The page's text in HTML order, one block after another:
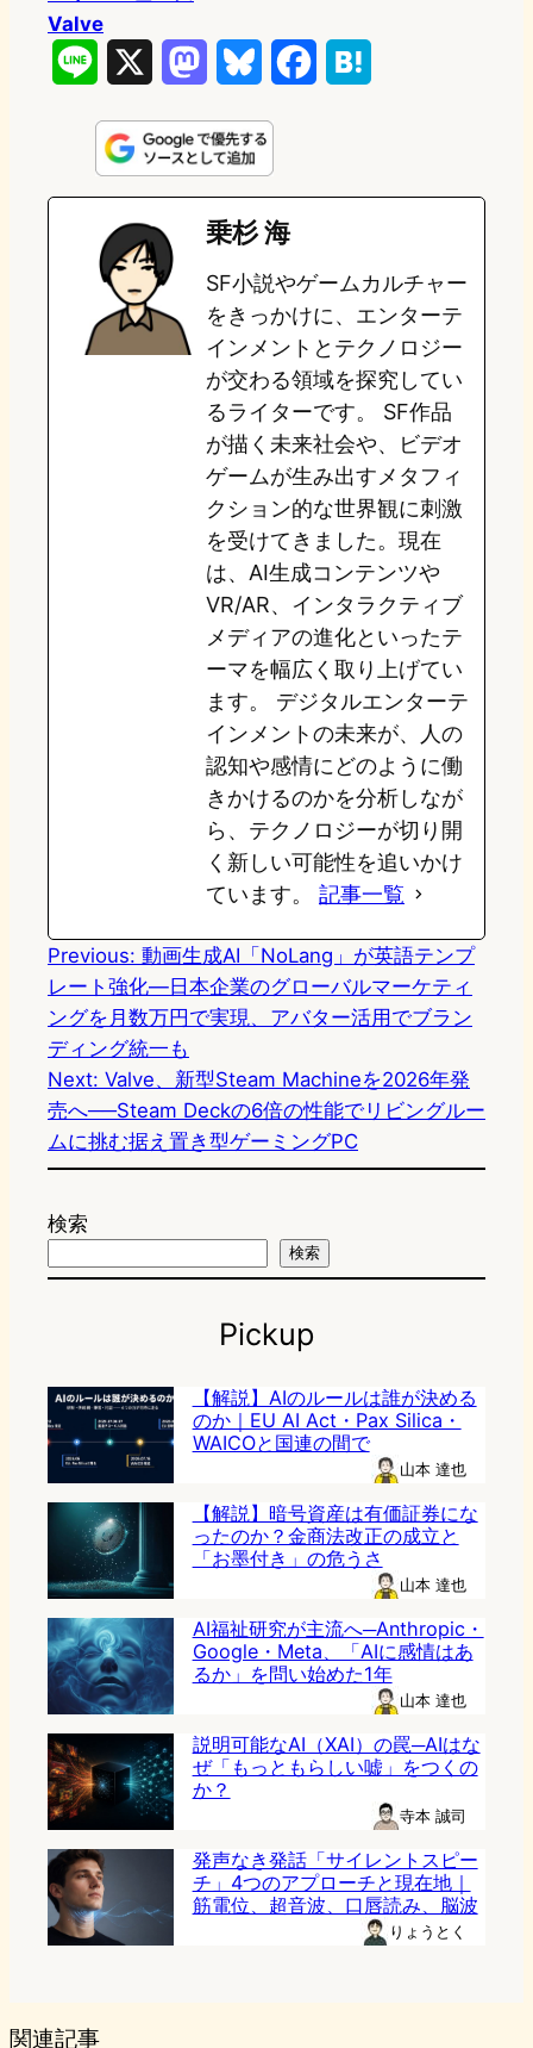
Valve
n
e
s
t
o
d
o
n
u
e
s
k
y
e
o
o
k
e
a
乗杉 海
SF小説やゲームカルチャー
をきっかけに、エンターテ
インメントとテクノロジー
が交わる領域を探究してい
るライターです。 SF作品
が描く未来社会や、ビデオ
ゲームが生み出すメタフィ
クション的な世界観に刺激
を受けてきました。現在
は、AI生成コンテンツや
VR/AR、インタラクティブ
メディアの進化といったテ
ーマを幅広く取り上げてい
ます。 デジタルエンターテ
インメントの未来が、人の
認知や感情にどのように働
きかけるのかを分析しなが
ら、テクノロジーが切り開
く新しい可能性を追いかけ
ています。 記事一覧
Previous: 動画生成AI「NoLang」が英語テンプ
レート強化—日本企業のグローバルマーケティ
ングを月数万円で実現、アバター活用でブラン
ディング統一も
Next: Valve、新型Steam Machineを2026年発
売へ──Steam Deckの6倍の性能でリビングルー
ムに挑む据え置き型ゲーミングPC
検索
検索
Pickup
【解説】AIのルールは誰が決める
のか｜EU AI Act・Pax Silica・
WAICOと国連の間で
山本 達也
【解説】暗号資産は有価証券にな
ったのか？金商法改正の成立と
「お墨付き」の危うさ
山本 達也
AI福祉研究が主流へ─Anthropic・
Google・Meta、「AIに感情はあ
るか」を問い始めた1年
山本 達也
説明可能なAI（XAI）の罠─AIはな
ぜ「もっともらしい嘘」をつくの
か？
寺本 誠司
発声なき発話「サイレントスピー
チ」4つのアプローチと現在地｜
筋電位、超音波、口唇読み、脳波
りょうとく
関連記事